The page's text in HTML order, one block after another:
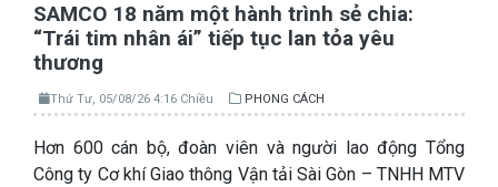
SAMCO 18 năm một hành trình sẻ chia:
“Trái tim nhân ái” tiếp tục lan tỏa yêu
thương
Thứ Tư, 05/08/26 4:16 Chiều PHONG CÁCH
Hơn 600 cán bộ, đoàn viên và người lao động Tổng
Công ty Cơ khí Giao thông Vận tải Sài Gòn – TNHH MTV